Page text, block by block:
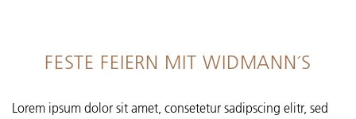
FESTE FEIERN MIT WIDMANN´S
Lorem ipsum dolor sit amet, consetetur sadipscing elitr, sed